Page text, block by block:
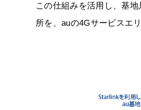
この仕組みを活用し、基
所を、auの4Gサービスエ